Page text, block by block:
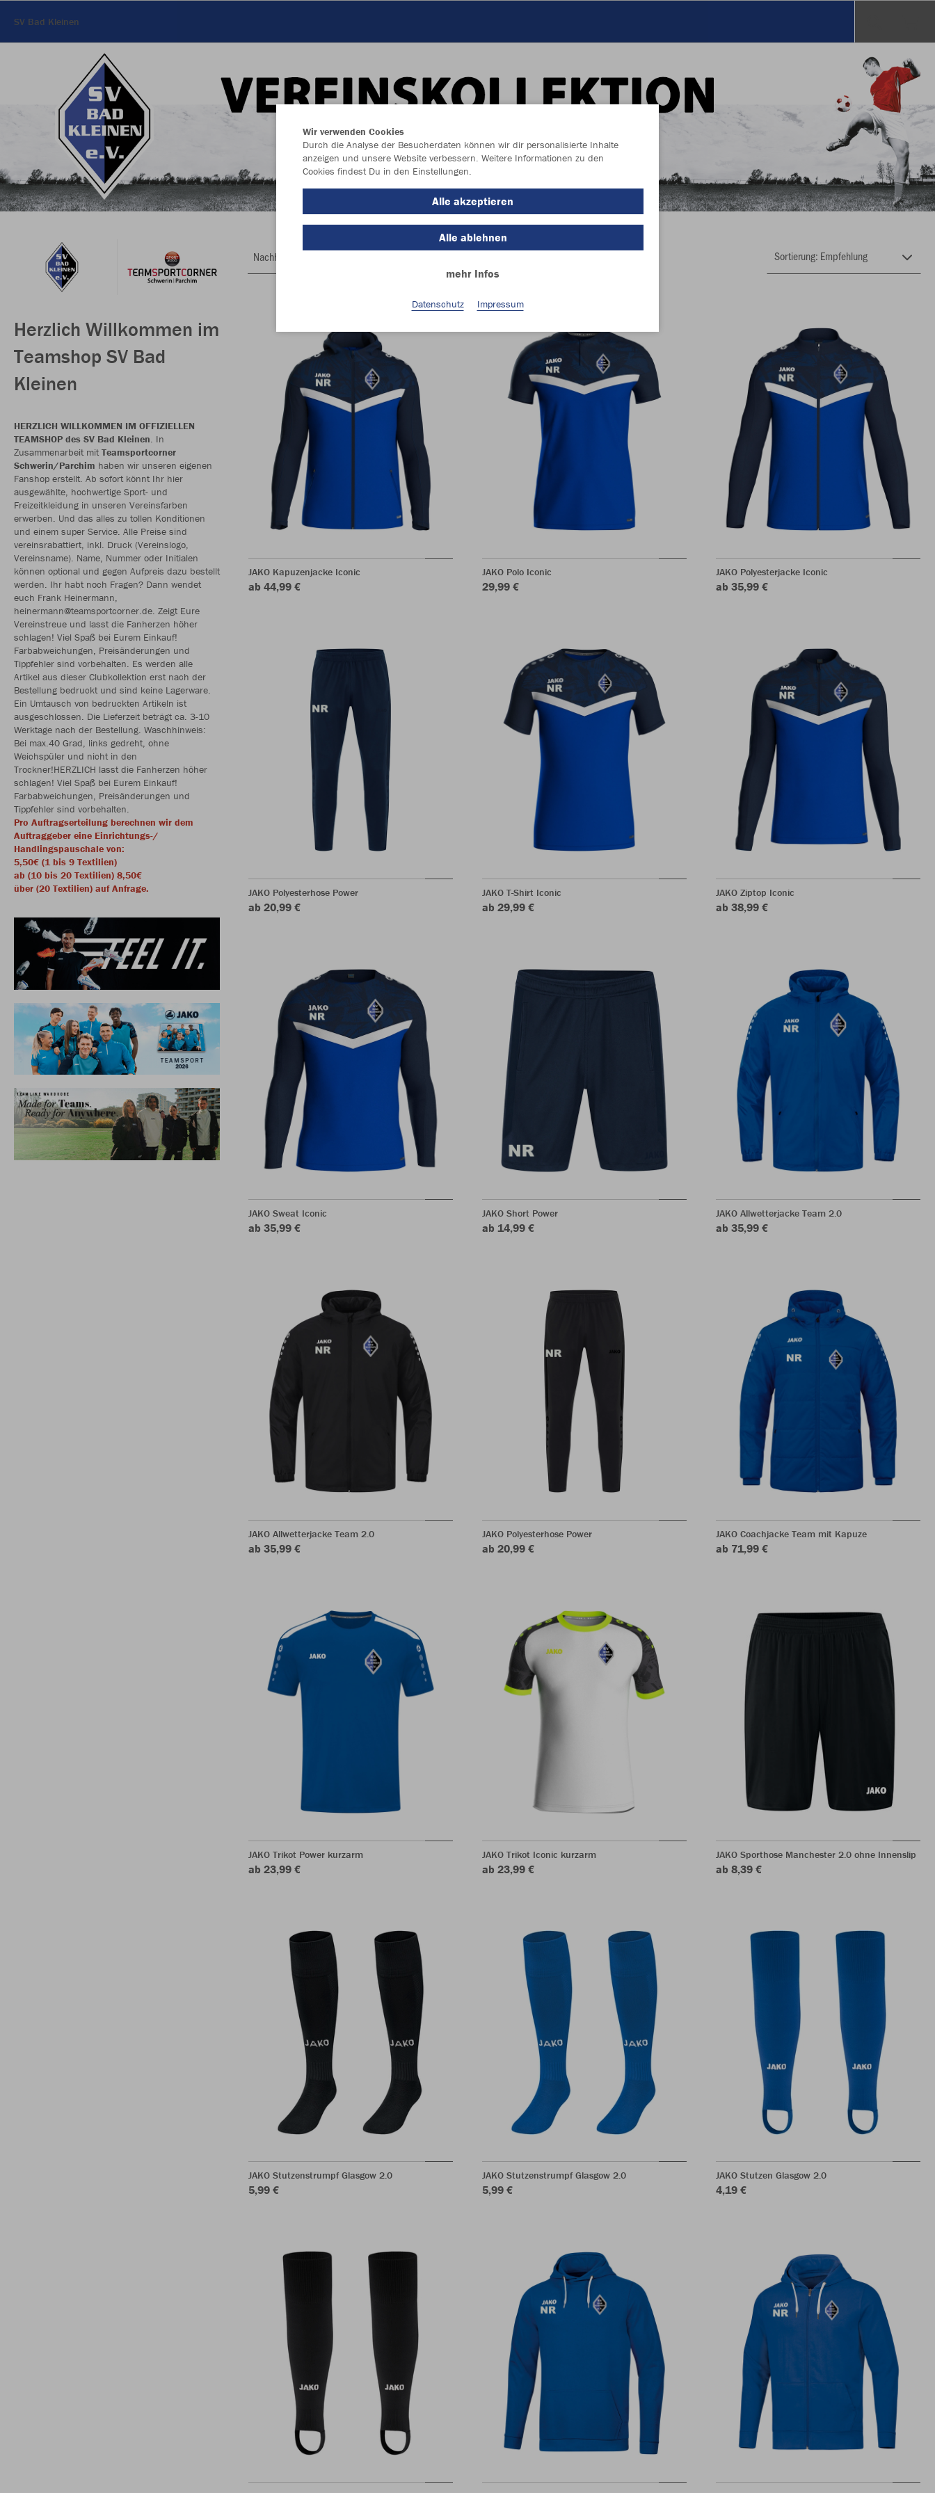
SV Bad Kleinen
Herzlich Willkommen im
Teamshop SV Bad
Kleinen
HERZLICH WILLKOMMEN IM OFFIZIELLEN
TEAMSHOP des SV Bad Kleinen. In
Zusammenarbeit mit Teamsportcorner
Schwerin/Parchim haben wir unseren eigenen
Fanshop erstellt. Ab sofort könnt Ihr hier
ausgewählte, hochwertige Sport- und
Freizeitkleidung in unseren Vereinsfarben
erwerben. Und das alles zu tollen Konditionen
und einem super Service. Alle Preise sind
vereinsrabattiert, inkl. Druck (Vereinslogo,
Vereinsname). Name, Nummer oder Initialen
können optional und gegen Aufpreis dazu bestellt
werden. Ihr habt noch Fragen? Dann wendet
euch Frank Heinermann,
heinermann@teamsportcorner.de. Zeigt Eure
Vereinstreue und lasst die Fanherzen höher
schlagen! Viel Spaß bei Eurem Einkauf!
Farbabweichungen, Preisänderungen und
Tippfehler sind vorbehalten. Es werden alle
Artikel aus dieser Clubkollektion erst nach der
Bestellung bedruckt und sind keine Lagerware.
Ein Umtausch von bedruckten Artikeln ist
ausgeschlossen. Die Lieferzeit beträgt ca. 3-10
Werktage nach der Bestellung. Waschhinweis:
Bei max.40 Grad, links gedreht, ohne
Weichspüler und nicht in den
Trockner!HERZLICH lasst die Fanherzen höher
schlagen! Viel Spaß bei Eurem Einkauf!
Farbabweichungen, Preisänderungen und
Tippfehler sind vorbehalten.
Pro Auftragserteilung berechnen wir dem
Auftraggeber eine Einrichtungs-/
Handlingspauschale von:
5,50€ (1 bis 9 Textilien)
ab (10 bis 20 Textilien) 8,50€
über (20 Textilien) auf Anfrage.
Nachhaltig
JAKO Kapuzenjacke Iconic
ab 44,99 €
JAKO Polo Iconic
29,99 €
JAKO Polyesterjacke Iconic
ab 35,99 €
JAKO Polyesterhose Power
ab 20,99 €
JAKO T-Shirt Iconic
ab 29,99 €
JAKO Ziptop Iconic
ab 38,99 €
JAKO Sweat Iconic
ab 35,99 €
JAKO Short Power
ab 14,99 €
JAKO Allwetterjacke Team 2.0
ab 35,99 €
JAKO Allwetterjacke Team 2.0
ab 35,99 €
JAKO Polyesterhose Power
ab 20,99 €
JAKO Coachjacke Team mit Kapuze
ab 71,99 €
JAKO Trikot Power kurzarm
ab 23,99 €
JAKO Trikot Iconic kurzarm
ab 23,99 €
JAKO Sporthose Manchester 2.0 ohne Innenslip
ab 8,39 €
JAKO Stutzenstrumpf Glasgow 2.0
5,99 €
JAKO Stutzenstrumpf Glasgow 2.0
5,99 €
JAKO Stutzen Glasgow 2.0
4,19 €
Wir verwenden Cookies
Durch die Analyse der Besucherdaten können wir dir personalisierte Inhalte
anzeigen und unsere Website verbessern. Weitere Informationen zu den
Cookies findest Du in den Einstellungen.
Alle akzeptieren
Alle ablehnen
mehr Infos
Datenschutz Impressum